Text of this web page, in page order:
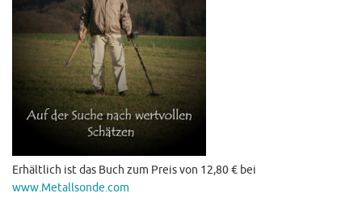
Erhältlich ist das Buch zum Preis von 12,80 € bei
www.Metallsonde.com